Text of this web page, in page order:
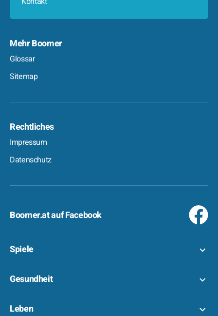
Mehr Boomer
Glossar
Sitemap
Rechtliches
Impressum
Datenschutz
Boomer.at auf Facebook
Spiele
Gesundheit
Leben